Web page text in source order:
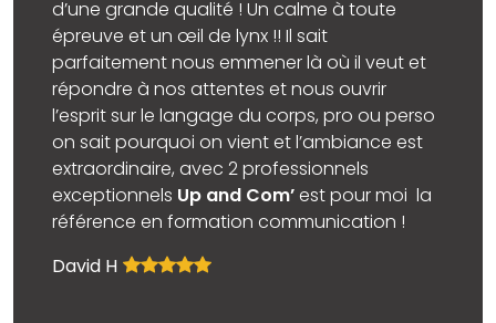
d’une grande qualité ! Un calme à toute
épreuve et un œil de lynx !! Il sait
parfaitement nous emmener là où il veut et
répondre à nos attentes et nous ouvrir
l’esprit sur le langage du corps, pro ou perso
on sait pourquoi on vient et l’ambiance est
extraordinaire, avec 2 professionnels
exceptionnels Up and Com’ est pour moi la
référence en formation communication !
David H